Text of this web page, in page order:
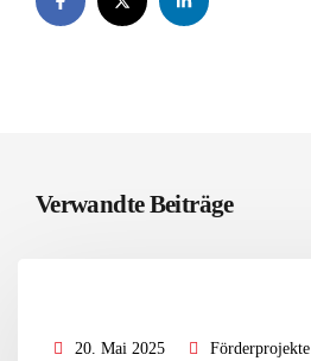
Verwandte Beiträge
20. Mai 2025 Förderprojekte